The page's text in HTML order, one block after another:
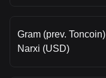
Gram (prev. Toncoin)
Narxi (USD)